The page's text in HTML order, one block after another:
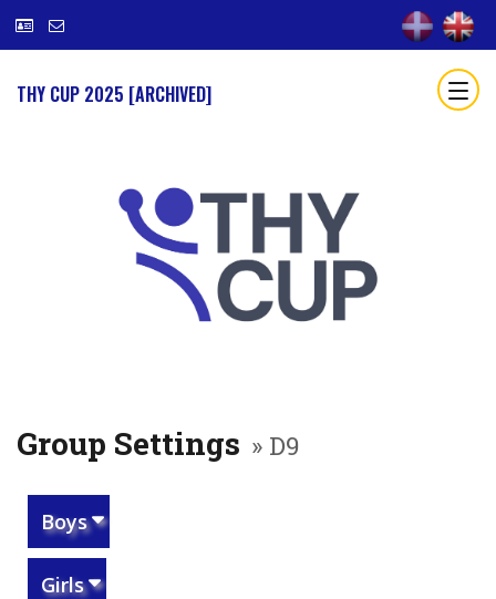
THY CUP 2025 [ARCHIVED]
Group Settings » D9
Boys
Girls